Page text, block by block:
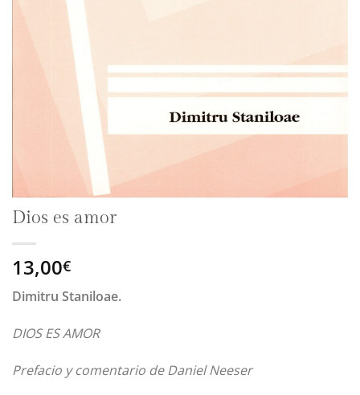
Dios es amor
13,00€
Dimitru Staniloae.
DIOS ES AMOR
Prefacio y comentario de Daniel Neeser